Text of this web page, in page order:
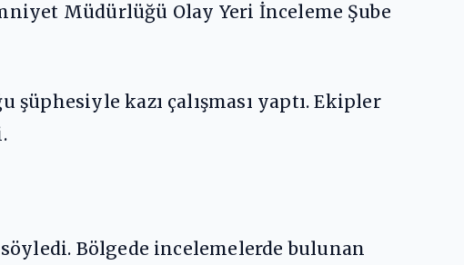
Müdürlüğü Olay Yeri İnceleme Şube
kazı çalışması yaptı. Ekipler
Bölgede incelemelerde bulunan